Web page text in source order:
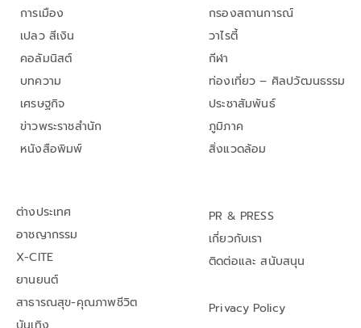
การเมือง
เปลว สีเงิน
คอลัมนิสต์
บทความ
เศรษฐกิจ
ข่าวพระราชสำนัก
หนังสือพิมพ์
กรองสถานการณ์
วาไรตี้
กีฬา
ท่องเที่ยว – ศิลปวัฒนธรรม
ประชาสัมพันธ์
ภูมิภาค
สิ่งแวดล้อม
ต่างประเทศ
อาชญากรรม
X-CITE
ยานยนต์
สาธารณสุข-คุณภาพชีวิต
PR & PRESS
เกี่ยวกับเรา
ติดต่อและ สนับสนุน
Privacy Policy